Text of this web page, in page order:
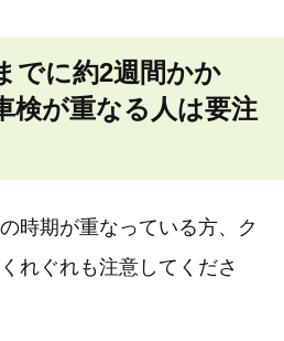
でに約2週間かか
検が重なる人は要注
時期が重なっている方、ク
れぐれも注意してくださ